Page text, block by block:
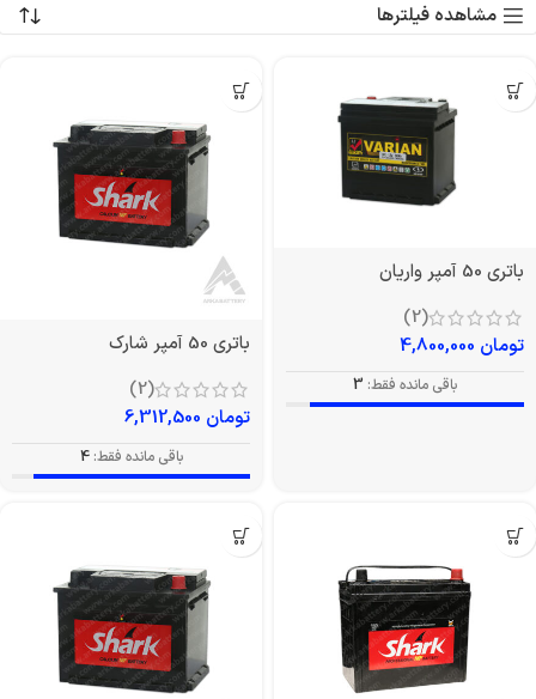
مشاهده فیلترها
باتری 50 آمپر واریان
(2)
تومان
باقی مانده فقط: 3
باتری 50 آمپر شارک
(2)
تومان
باقی مانده فقط: 4